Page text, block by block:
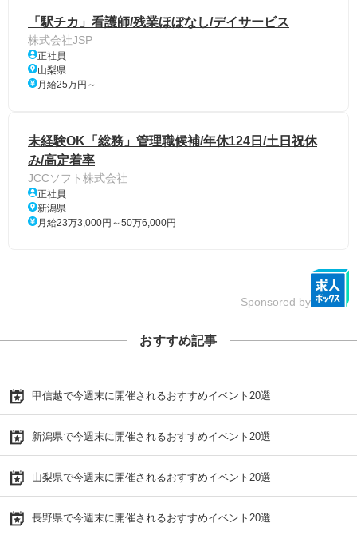
「駅チカ」看護師/残業ほぼなし/デイサービス
株式会社JSP
正社員
山梨県
月給25万円～
未経験OK「総務」管理職候補/年休124日/土日祝休
み/高定着率
JCCソフト株式会社
正社員
新潟県
月給23万3,000円～50万6,000円
Sponsored by
おすすめ記事
甲信越で今週末に開催されるおすすめイベント20選
新潟県で今週末に開催されるおすすめイベント20選
山梨県で今週末に開催されるおすすめイベント20選
長野県で今週末に開催されるおすすめイベント20選